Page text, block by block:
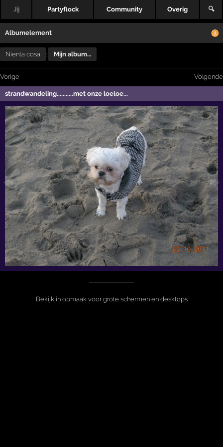
Jij Partyflock Community Overig 🔍
Albumelement
Nienta cosa : Mijn album…
Vorige Volgende
strandwandeling...........met onze loeloe...
Bekijk in opmaak voor grote schermen en desktops